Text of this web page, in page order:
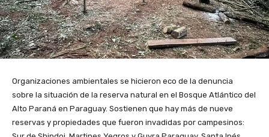
Organizaciones ambientales se hicieron eco de la denuncia
sobre la situación de la reserva natural en el Bosque Atlántico del
Alto Paraná en Paraguay. Sostienen que hay más de nueve
reservas y propiedades que fueron invadidas por campesinos: